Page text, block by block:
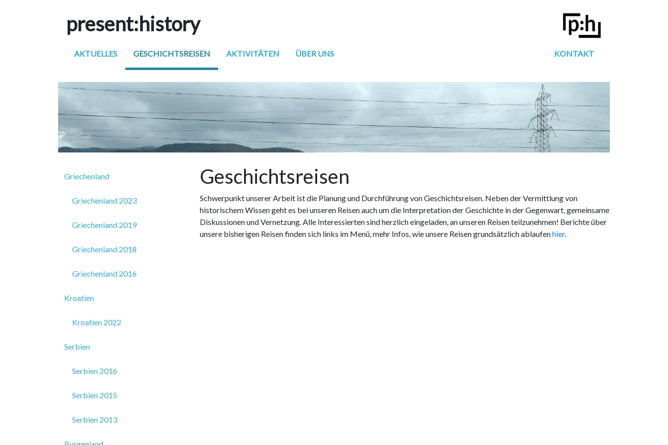
present:history
AKTUELLES GESCHICHTSREISEN AKTIVITÄTEN ÜBER UNS KONTAKT
Griechenland
Griechenland 2023
Griechenland 2019
Griechenland 2018
Griechenland 2016
Kroatien
Kroatien 2022
Serbien
Serbien 2016
Serbien 2015
Serbien 2013
Geschichtsreisen
Schwerpunkt unserer Arbeit ist die Planung und Durchführung von Geschichtsreisen. Neben der Vermittlung von
historischem Wissen geht es bei unseren Reisen auch um die Interpretation der Geschichte in der Gegenwart, gemeinsame
Diskussionen und Vernetzung. Alle Interessierten sind herzlich eingeladen, an unseren Reisen teilzunehmen! Berichte über
unsere bisherigen Reisen finden sich links im Menü, mehr Infos, wie unsere Reisen grundsätzlich ablaufenhier.